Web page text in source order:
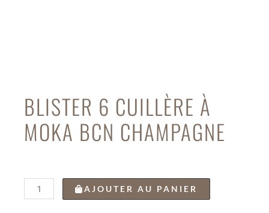
BLISTER 6 CUILLÈRE À
MOKA BCN CHAMPAGNE
quantité
de
AJOUTER AU PANIER